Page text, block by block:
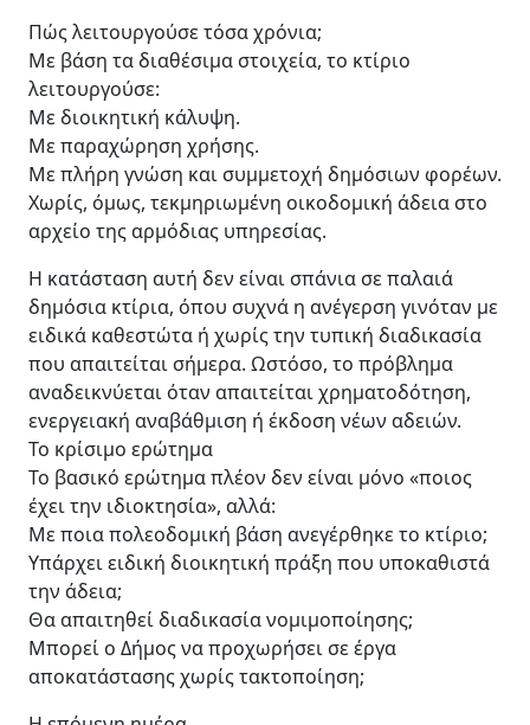
Πώς λειτουργούσε τόσα χρόνια;
Με βάση τα διαθέσιμα στοιχεία, το κτίριο
λειτουργούσε:
Με διοικητική κάλυψη.
Με παραχώρηση χρήσης.
Με πλήρη γνώση και συμμετοχή δημόσιων φορέων.
Χωρίς, όμως, τεκμηριωμένη οικοδομική άδεια στο
αρχείο της αρμόδιας υπηρεσίας.
Η κατάσταση αυτή δεν είναι σπάνια σε παλαιά
δημόσια κτίρια, όπου συχνά η ανέγερση γινόταν με
ειδικά καθεστώτα ή χωρίς την τυπική διαδικασία
που απαιτείται σήμερα. Ωστόσο, το πρόβλημα
αναδεικνύεται όταν απαιτείται χρηματοδότηση,
ενεργειακή αναβάθμιση ή έκδοση νέων αδειών.
Το κρίσιμο ερώτημα
Το βασικό ερώτημα πλέον δεν είναι μόνο «ποιος
έχει την ιδιοκτησία», αλλά:
Με ποια πολεοδομική βάση ανεγέρθηκε το κτίριο;
Υπάρχει ειδική διοικητική πράξη που υποκαθιστά
την άδεια;
Θα απαιτηθεί διαδικασία νομιμοποίησης;
Μπορεί ο Δήμος να προχωρήσει σε έργα
αποκατάστασης χωρίς τακτοποίηση;